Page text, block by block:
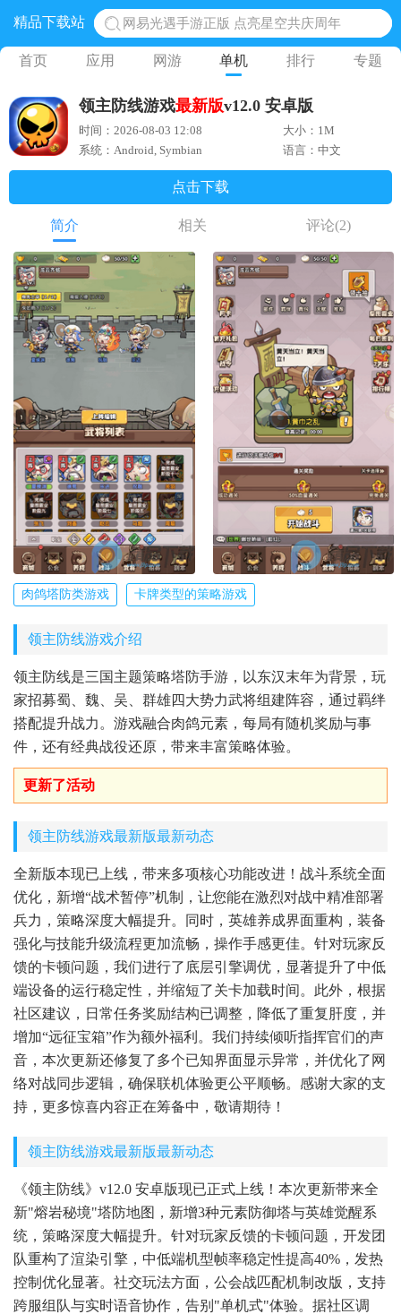
精品下载站
网易光遇手游正版 点亮星空共庆周年
黎明觉醒生机腾讯正版 黎明觉醒生机国际服
蛋仔派对下载 蛋仔派对体验服
奥特曼王者传奇 正版奥特曼游戏
地铁跑酷体验服国际服 地铁跑酷体验服版本
首页 应用 网游 单机 排行 专题
领主防线游戏最新版v12.0 安卓版
时间：2026-08-03 12:08
大小：1M
系统：Android, Symbian
语言：中文
点击下载
简介 相关 评论(2)
肉鸽塔防类游戏 卡牌类型的策略游戏
领主防线游戏介绍
领主防线是三国主题策略塔防手游，以东汉末年为背景，玩
家招募蜀、魏、吴、群雄四大势力武将组建阵容，通过羁绊
搭配提升战力。游戏融合肉鸽元素，每局有随机奖励与事
件，还有经典战役还原，带来丰富策略体验。
更新了活动
领主防线游戏最新版最新动态
全新版本现已上线，带来多项核心功能改进！战斗系统全面
优化，新增“战术暂停”机制，让您能在激烈对战中精准部署
兵力，策略深度大幅提升。同时，英雄养成界面重构，装备
强化与技能升级流程更加流畅，操作手感更佳。针对玩家反
馈的卡顿问题，我们进行了底层引擎调优，显著提升了中低
端设备的运行稳定性，并缩短了关卡加载时间。此外，根据
社区建议，日常任务奖励结构已调整，降低了重复肝度，并
增加“远征宝箱”作为额外福利。我们持续倾听指挥官们的声
音，本次更新还修复了多个已知界面显示异常，并优化了网
络对战同步逻辑，确保联机体验更公平顺畅。感谢大家的支
持，更多惊喜内容正在筹备中，敬请期待！
领主防线游戏最新版最新动态
《领主防线》v12.0 安卓版现已正式上线！本次更新带来全
新"熔岩秘境"塔防地图，新增3种元素防御塔与英雄觉醒系
统，策略深度大幅提升。针对玩家反馈的卡顿问题，开发团
队重构了渲染引擎，中低端机型帧率稳定性提高40%，发热
控制优化显著。社交玩法方面，公会战匹配机制改版，支持
跨服组队与实时语音协作，告别"单机式"体验。据社区调